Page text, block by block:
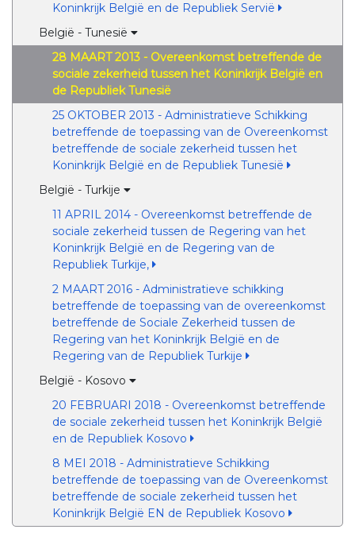
Koninkrijk België en de Republiek Servië
België - Tunesië
28 MAART 2013 - Overeenkomst betreffende de
sociale zekerheid tussen het Koninkrijk België en
de Republiek Tunesië
25 OKTOBER 2013 - Administratieve Schikking
betreffende de toepassing van de Overeenkomst
betreffende de sociale zekerheid tussen het
Koninkrijk België en de Republiek Tunesië
België - Turkije
11 APRIL 2014 - Overeenkomst betreffende de
sociale zekerheid tussen de Regering van het
Koninkrijk België en de Regering van de
Republiek Turkije,
2 MAART 2016 - Administratieve schikking
betreffende de toepassing van de overeenkomst
betreffende de Sociale Zekerheid tussen de
Regering van het Koninkrijk België en de
Regering van de Republiek Turkije
België - Kosovo
20 FEBRUARI 2018 - Overeenkomst betreffende
de sociale zekerheid tussen het Koninkrijk België
en de Republiek Kosovo
8 MEI 2018 - Administratieve Schikking
betreffende de toepassing van de Overeenkomst
betreffende de sociale zekerheid tussen het
Koninkrijk België EN de Republiek Kosovo